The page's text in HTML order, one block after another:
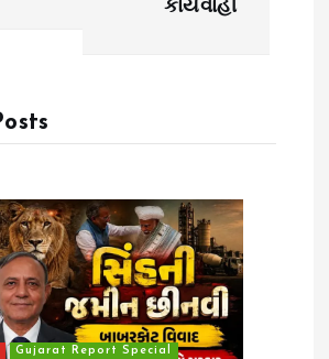
કાર્યવાહી
Gujarat Report Special